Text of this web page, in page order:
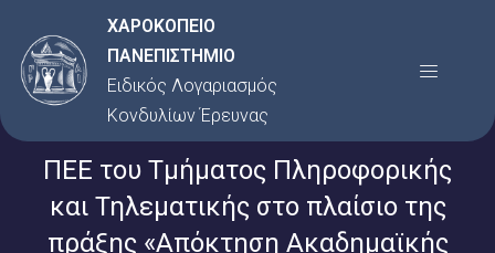
στο
περιεχόμενο
ΧΑΡΟΚΟΠΕΙΟ
ΠΑΝΕΠΙΣΤΗΜΙΟ
Ειδικός Λογαριασμός
Κονδυλίων Έρευνας
Menu
ΠΕΕ του Τμήματος Πληροφορικής
και Τηλεματικής στο πλαίσιο της
πράξης «Απόκτηση Ακαδημαϊκής